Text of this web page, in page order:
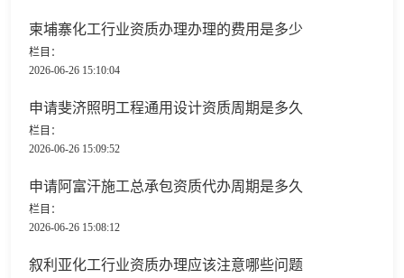
柬埔寨化工行业资质办理办理的费用是多少
栏目：
2026-06-26 15:10:04
申请斐济照明工程通用设计资质周期是多久
栏目：
2026-06-26 15:09:52
申请阿富汗施工总承包资质代办周期是多久
栏目：
2026-06-26 15:08:12
叙利亚化工行业资质办理应该注意哪些问题